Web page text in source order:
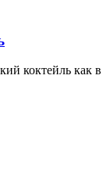
коктейль как в